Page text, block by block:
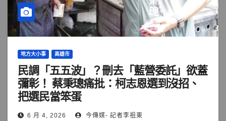
地方大小事 高雄市
民調「五五波」？刪去「藍營委託」欲蓋
彌彰！ 蔡秉璁痛批：柯志恩選到沒招、
把選民當笨蛋
6 月 4, 2026 今傳媒- 記者李祖東